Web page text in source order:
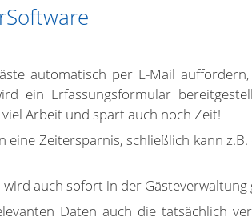
automatisch per E-Mail
ein Erfassungsformular
Arbeit und spart auch noch Zeit!
eine Zeitersparnis, schließlich kann
auch sofort in der Gästeverwaltung
Daten auch die tatsächlich